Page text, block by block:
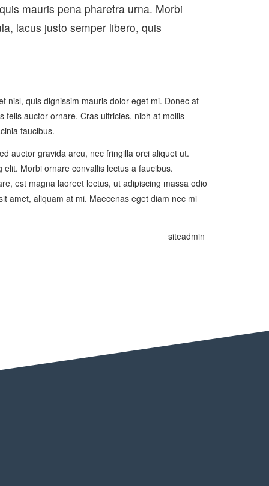
mauris pena pharetra urna. Morbi
lacus justo semper libero, quis
nisl, quis dignissim mauris dolor eget mi. Donec at
felis auctor ornare. Cras ultricies, nibh at mollis
faucibus.
auctor gravida arcu, nec fringilla orci aliquet ut.
Morbi ornare convallis lectus a faucibus.
est magna laoreet lectus, ut adipiscing massa odio
amet, aliquam at mi. Maecenas eget diam nec mi
siteadmin